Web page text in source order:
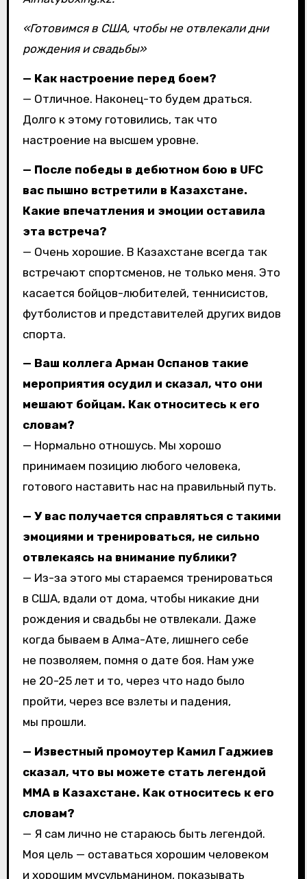
«Готовимся в США, чтобы не отвлекали дни
рождения и свадьбы»
— Как настроение перед боем?
— Отличное. Наконец-то будем драться.
Долго к этому готовились, так что
настроение на высшем уровне.
— После победы в дебютном бою в UFC
вас пышно встретили в Казахстане.
Какие впечатления и эмоции оставила
эта встреча?
— Очень хорошие. В Казахстане всегда так
встречают спортсменов, не только меня. Это
касается бойцов-любителей, теннисистов,
футболистов и представителей других видов
спорта.
— Ваш коллега Арман Оспанов такие
мероприятия осудил и сказал, что они
мешают бойцам. Как относитесь к его
словам?
— Нормально отношусь. Мы хорошо
принимаем позицию любого человека,
готового наставить нас на правильный путь.
— У вас получается справляться с такими
эмоциями и тренироваться, не сильно
отвлекаясь на внимание публики?
— Из-за этого мы стараемся тренироваться
в США, вдали от дома, чтобы никакие дни
рождения и свадьбы не отвлекали. Даже
когда бываем в Алма-Ате, лишнего себе
не позволяем, помня о дате боя. Нам уже
не 20-25 лет и то, через что надо было
пройти, через все взлеты и падения,
мы прошли.
— Известный промоутер Камил Гаджиев
сказал, что вы можете стать легендой
ММА в Казахстане. Как относитесь к его
словам?
— Я сам лично не стараюсь быть легендой.
Моя цель — оставаться хорошим человеком
и хорошим мусульманином, показывать